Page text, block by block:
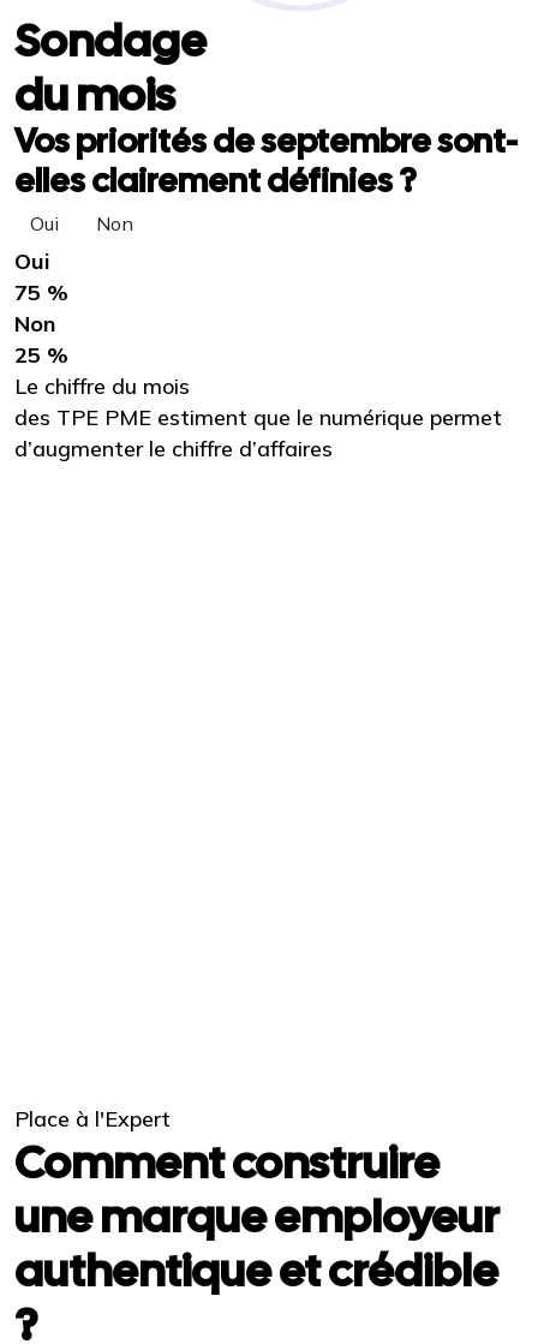
Sondage
du mois
Vos priorités de septembre sont-
elles clairement définies ?
Oui Non
Oui
75 %
Non
25 %
Le chiffre du mois
des TPE PME estiment que le numérique permet
d’augmenter le chiffre d’affaires
Place à l'Expert
Comment construire
une marque employeur
authentique et crédible
?